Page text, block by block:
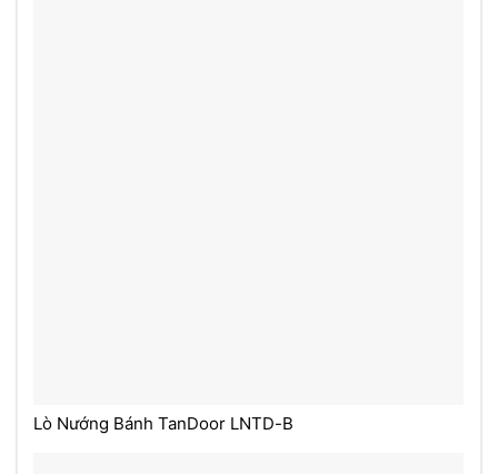
Lò Nướng Bánh TanDoor LNTD-B